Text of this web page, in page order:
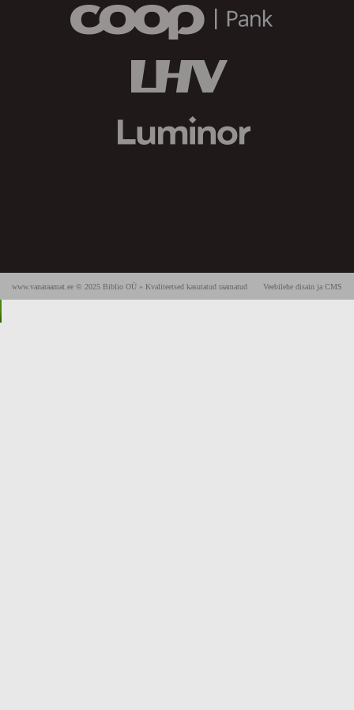
Veebilehe disain ja CMS
www.vanaraamat.ee © 2025 Biblio OÜ » Kvaliteetsed kasutatud raamatud